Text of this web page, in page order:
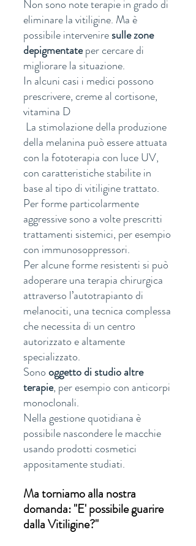
Non sono note terapie in grado di
eliminare la vitiligine. Ma è
possibile intervenire sulle zone
depigmentate per cercare di
migliorare la situazione.
In alcuni casi i medici possono
prescrivere, creme al cortisone,
vitamina D
della melanina può essere attuata
con la fototerapia con luce UV,
con caratteristiche stabilite in
base al tipo di vitiligine trattato.
Per forme particolarmente
aggressive sono a volte prescritti
trattamenti sistemici, per esempio
con immunosoppressori.
Per alcune forme resistenti si può
adoperare una terapia chirurgica
attraverso l’autotrapianto di
melanociti, una tecnica complessa
che necessita di un centro
autorizzato e altamente
specializzato.
Sono oggetto di studio altre
terapie, per esempio con anticorpi
monoclonali.
Nella gestione quotidiana è
possibile nascondere le macchie
usando prodotti cosmetici
appositamente studiati.
Ma torniamo alla nostra
domanda: "E' possibile guarire
dalla Vitiligine?"